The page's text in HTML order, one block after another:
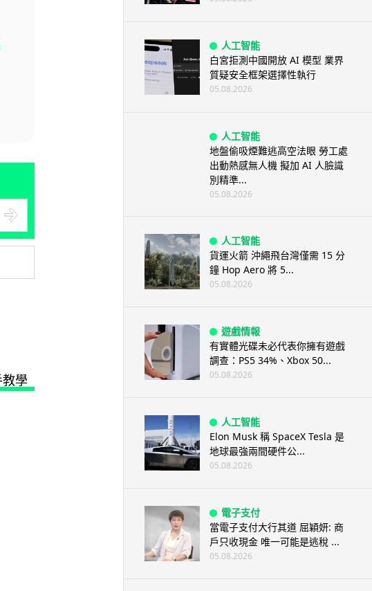
人工智能
白宮拒測中國開放 AI 模型 業界
質疑安全框架選擇性執行
05.08.2026
人工智能
地盤偷吸煙難逃高空法眼 勞工處
出動熱感無人機 擬加 AI 人臉識
別精準...
05.08.2026
人工智能
貨運火箭 沖繩飛台灣僅需 15 分
鐘 Hop Aero 將 5...
05.08.2026
遊戲情報
有實體光碟未必代表你擁有遊戲
調查：PS5 34%、Xbox 50...
05.08.2026
人工智能
Elon Musk 稱 SpaceX Tesla 是
地球最強兩間硬件公...
05.08.2026
電子支付
當電子支付大行其道 屈穎妍: 商
戶只收現金 唯一可能是逃稅 ...
05.08.2026